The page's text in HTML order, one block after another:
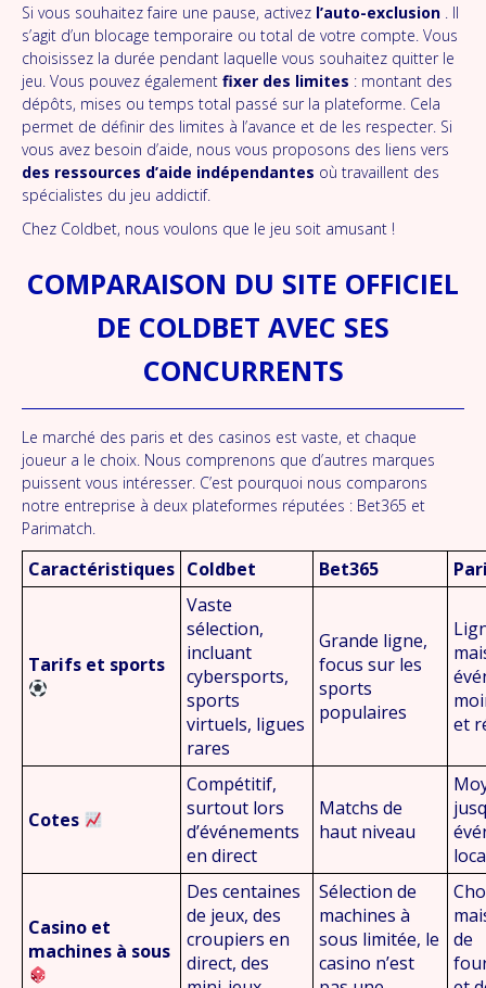
Si vous souhaitez faire une pause, activez l’auto-exclusion . Il
s’agit d’un blocage temporaire ou total de votre compte. Vous
choisissez la durée pendant laquelle vous souhaitez quitter le
jeu. Vous pouvez également fixer des limites : montant des
dépôts, mises ou temps total passé sur la plateforme. Cela
permet de définir des limites à l’avance et de les respecter. Si
vous avez besoin d’aide, nous vous proposons des liens vers
des ressources d’aide indépendantes où travaillent des
spécialistes du jeu addictif.
Chez Coldbet, nous voulons que le jeu soit amusant !
COMPARAISON DU SITE OFFICIEL
DE COLDBET AVEC SES
CONCURRENTS
Le marché des paris et des casinos est vaste, et chaque
joueur a le choix. Nous comprenons que d’autres marques
puissent vous intéresser. C’est pourquoi nous comparons
notre entreprise à deux plateformes réputées : Bet365 et
Parimatch.
Caractéristiques Coldbet Bet365
Tarifs et sports
Vaste
sélection,
incluant
cybersports,
sports
virtuels, ligues
rares
Grande ligne,
focus sur les
sports
populaires
et
Cotes
Compétitif,
surtout lors
d’événements
en direct
Matchs de
haut niveau
Casino et
machines à sous
Des centaines
de jeux, des
croupiers en
direct, des
Sélection de
machines à
sous limitée, le
casino n’est
de